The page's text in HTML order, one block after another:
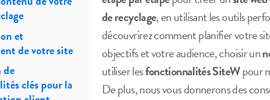
et
de votre site
clés pour la
de recyclage, en utilisant les outils
découvrirez comment planifier votre
objectifs et votre audience, choisir un
utiliser lesfonctionnalités SiteWpour
De plus, nous vous donnerons des